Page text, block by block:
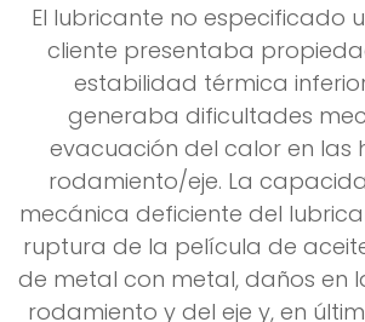
El lubricante no especificado
cliente presentaba
estabilidad térmica
generaba dificultades
evacuación del calor en las
rodamiento/eje. La
mecánica deficiente del
ruptura de la película de
de metal con metal, daños en
rodamiento y del eje y, en